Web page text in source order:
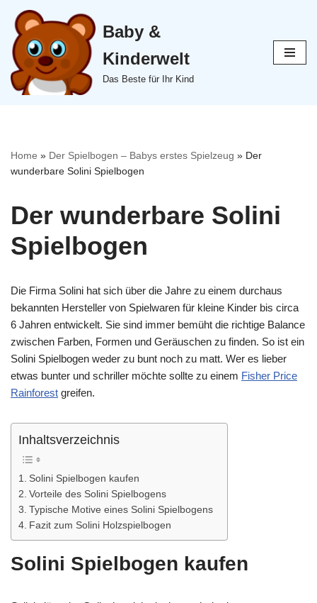
Zum
Inhalt
springen
Baby &
Kinderwelt
Das Beste für Ihr Kind
Home » Der Spielbogen – Babys erstes Spielzeug » Der
wunderbare Solini Spielbogen
Der wunderbare Solini
Spielbogen
Die Firma Solini hat sich über die Jahre zu einem durchaus
bekannten Hersteller von Spielwaren für kleine Kinder bis circa
6 Jahren entwickelt. Sie sind immer bemüht die richtige Balance
zwischen Farben, Formen und Geräuschen zu finden. So ist ein
Solini Spielbogen weder zu bunt noch zu matt. Wer es lieber
etwas bunter und schriller möchte sollte zu einem Fisher Price
Rainforest greifen.
Inhaltsverzeichnis
Solini Spielbogen kaufen
Vorteile des Solini Spielbogens
Typische Motive eines Solini Spielbogens
Fazit zum Solini Holzspielbogen
Solini Spielbogen kaufen